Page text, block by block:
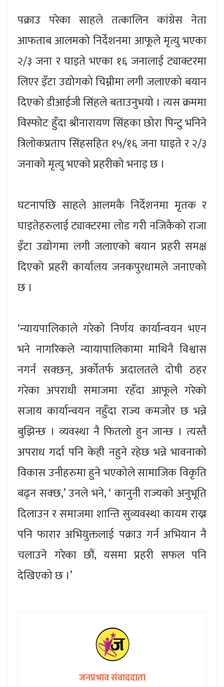
पक्राउ परेका साहले तत्कालिन कांग्रेस नेता
आफताब आलमको निर्देशनमा आफूले मृत्यु भएका
२/३ जना र घाइते भएका १६ जनालाई ट्याक्टरमा
लिएर इँटा उद्योगको चिम्नीमा लगी जलाएको बयान
दिएको डीआईजी सिंहले बताउनुभयो । त्यस क्रममा
विस्फोट हुँदा श्रीनारायण सिंहका छोरा पिन्टु भनिने
त्रिलोकप्रताप सिंहसहित १५/१६ जना घाइते र २/३
जनाको मृत्यु भएको प्रहरीको भनाइ छ ।
घटनापछि साहले आलमकै निर्देशनमा मृतक र
घाइतेहरुलाई ट्याक्टरमा लोड गरी नजिकैको राजा
इँटा उद्योगमा लगी जलाएको बयान प्रहरी समक्ष
दिएको प्रहरी कार्यालय जनकपुरधामले जनाएको
छ ।
‘न्यायपालिकाले गरेको निर्णय कार्यान्वयन भएन
भने नागरिकले न्यायापालिकामा माथिनै विश्वास
नगर्न सक्छन्, अर्कोतर्फ अदालतले दोषी ठहर
गरेका अपराधी समाजमा रहँदा आफूले गरेको
सजाय कार्यान्वयन नहुँदा राज्य कमजोर छ भन्ने
बुझिन्छ । व्यवस्था नै फितलो हुन जान्छ । त्यस्तै
अपराध गर्दा पनि केही नहुने रहेछ भन्ने भावनाको
विकास उनीहरुमा हुने भएकोले सामाजिक विकृति
बढ्न सक्छ,’ उनले भने, ‘ कानुनी राज्यको अनुभूति
दिलाउन र समाजमा शान्ति सुव्यवस्था कायम राख्न
पनि फारार अभियुक्तलाई पक्राउ गर्न अभियान नै
चलाउने गरेका छौं, यसमा प्रहरी सफल पनि
देखिएको छ ।’
जनप्रभाव संवाददाता